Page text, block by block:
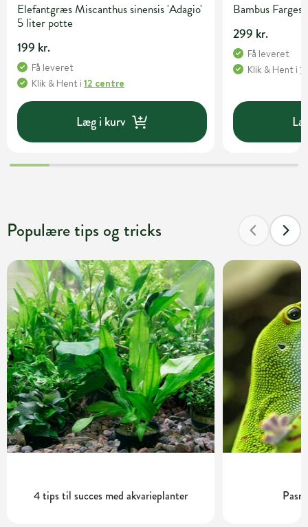
Elefantgræs Miscanthus sinensis 'Adagio'
5 liter potte
199 kr.
Få leveret
Klik & Hent i 12 centre
Læg i kurv
Bambus
299 kr.
Få leveret
Klik & Hent i
Populære tips og tricks
4 tips til succes med akvarieplanter